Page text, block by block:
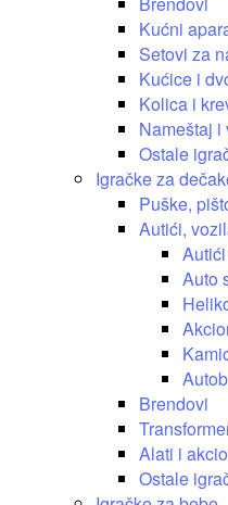
Kućni
Setovi za
Kućice i
Kolica i
Nameštaj i
Ostale
Igračke za
Puške,
Autići,
Auto
Brendovi
Alati i
Ostale